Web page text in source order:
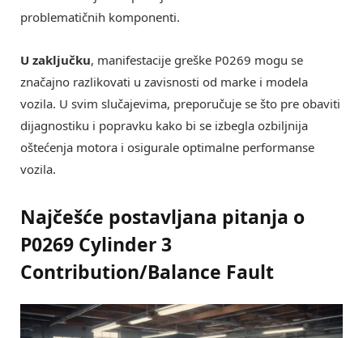
problematičnih komponenti.
U zaključku, manifestacije greške P0269 mogu se
značajno razlikovati u zavisnosti od marke i modela
vozila. U svim slučajevima, preporučuje se što pre obaviti
dijagnostiku i popravku kako bi se izbegla ozbiljnija
oštećenja motora i osigurale optimalne performanse
vozila.
Najčešće postavljana pitanja o
P0269 Cylinder 3
Contribution/Balance Fault